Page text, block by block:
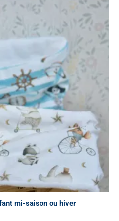
mi-saison ou hiver